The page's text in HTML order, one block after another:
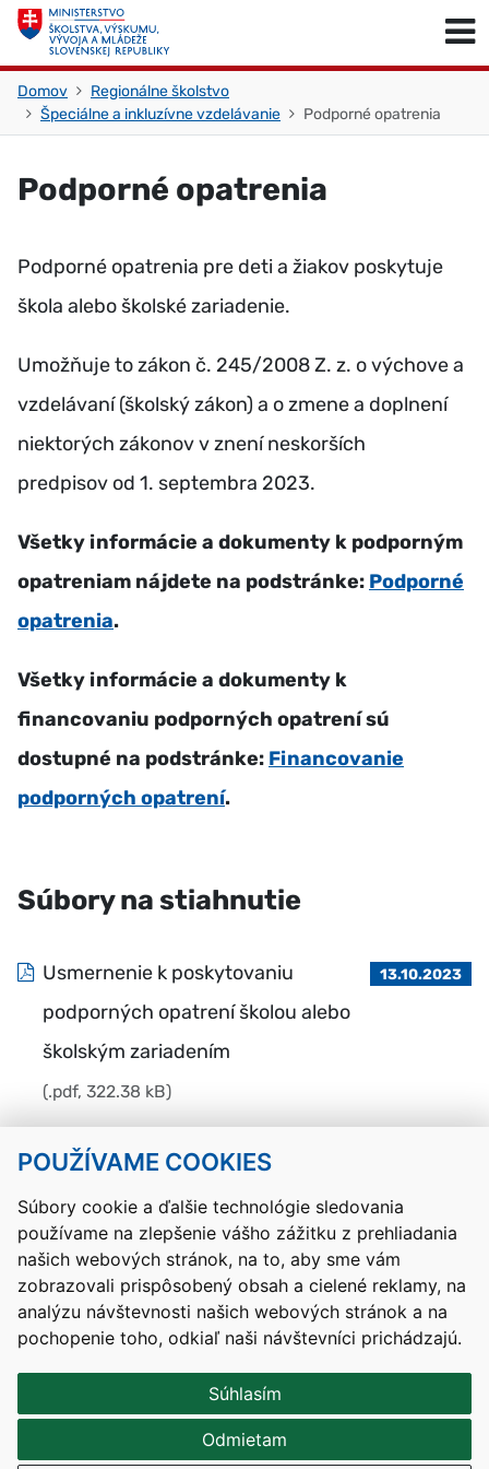
POUŽÍVAME COOKIES
Súbory cookie a ďalšie technológie sledovania
používame na zlepšenie vášho zážitku z prehliadania
našich webových stránok, na to, aby sme vám
zobrazovali prispôsobený obsah a cielené reklamy, na
analýzu návštevnosti našich webových stránok a na
pochopenie toho, odkiaľ naši návštevníci prichádzajú.
Súhlasím
Odmietam
Skočiť na obsah
Domov
Regionálne školstvo
Špeciálne a inkluzívne vzdelávanie
Podporné opatrenia
Podporné opatrenia
Podporné opatrenia pre deti a žiakov poskytuje
škola alebo školské zariadenie.
Umožňuje to zákon č. 245/2008 Z. z. o výchove a
vzdelávaní (školský zákon) a o zmene a doplnení
niektorých zákonov v znení neskorších
predpisov od 1. septembra 2023.
Všetky informácie a dokumenty k podporným
opatreniam nájdete na podstránke: Podporné
opatrenia.
Všetky informácie a dokumenty k
financovaniu podporných opatrení sú
dostupné na podstránke: Financovanie
podporných opatrení.
Súbory na stiahnutie
Usmernenie k poskytovaniu
podporných opatrení školou alebo
školským zariadením
(.pdf, 322.38 kB)
13.10.2023
Skočiť na začiatok stránky
Kontakty Mapa stránky RSS
Vyhlásenie o prístupnosti
Nastavenia cookies
Prevádzkovateľom služby je Ministerstvo školstva, výskumu,
vývoja a mládeže Slovenskej republiky.